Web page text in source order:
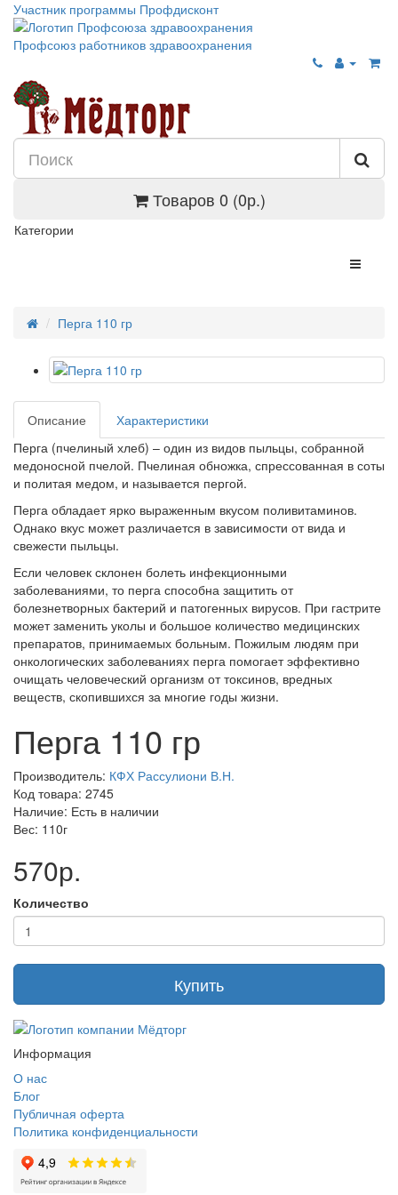
Участник программы Профдисконт
Профсоюз работников здравоохранения
Товаров 0 (0р.)
Категории
Перга 110 гр
Описание
Характеристики
Перга (пчелиный хлеб) – один из видов пыльцы, собранной
медоносной пчелой. Пчелиная обножка, спрессованная в соты
и политая медом, и называется пергой.
Перга обладает ярко выраженным вкусом поливитаминов.
Однако вкус может различается в зависимости от вида и
свежести пыльцы.
Если человек склонен болеть инфекционными
заболеваниями, то перга способна защитить от
болезнетворных бактерий и патогенных вирусов. При гастрите
может заменить уколы и большое количество медицинских
препаратов, принимаемых больным. Пожилым людям при
онкологических заболеваниях перга помогает эффективно
очищать человеческий организм от токсинов, вредных
веществ, скопившихся за многие годы жизни.
Перга 110 гр
Производитель: КФХ Рассулиони В.Н.
Код товара: 2745
Наличие: Есть в наличии
Вес: 110г
570р.
Количество
Купить
Информация
О нас
Блог
Публичная оферта
Политика конфиденциальности